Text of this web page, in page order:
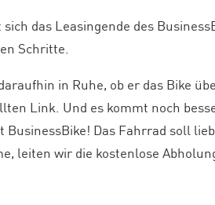
das Leasingende des
Schritte.
in Ruhe, ob er das Bike
Link. Und es kommt noch
Das Fahrrad soll
leiten wir die kostenlose